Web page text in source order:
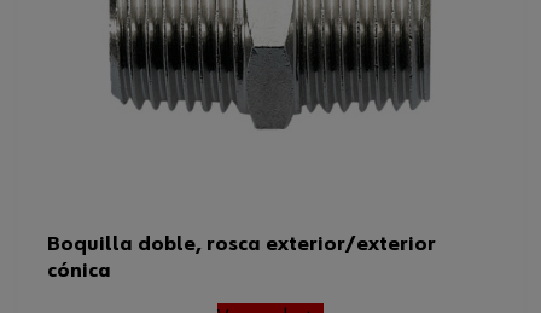
Boquilla doble, rosca exterior/exterior
cónica